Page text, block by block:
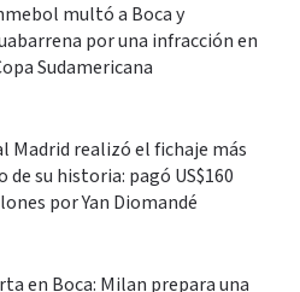
multó a Boca y
por una infracción en
Sudamericana
Madrid realizó el fichaje más
de su historia: pagó US$160
por Yan Diomandé
en Boca: Milan prepara una